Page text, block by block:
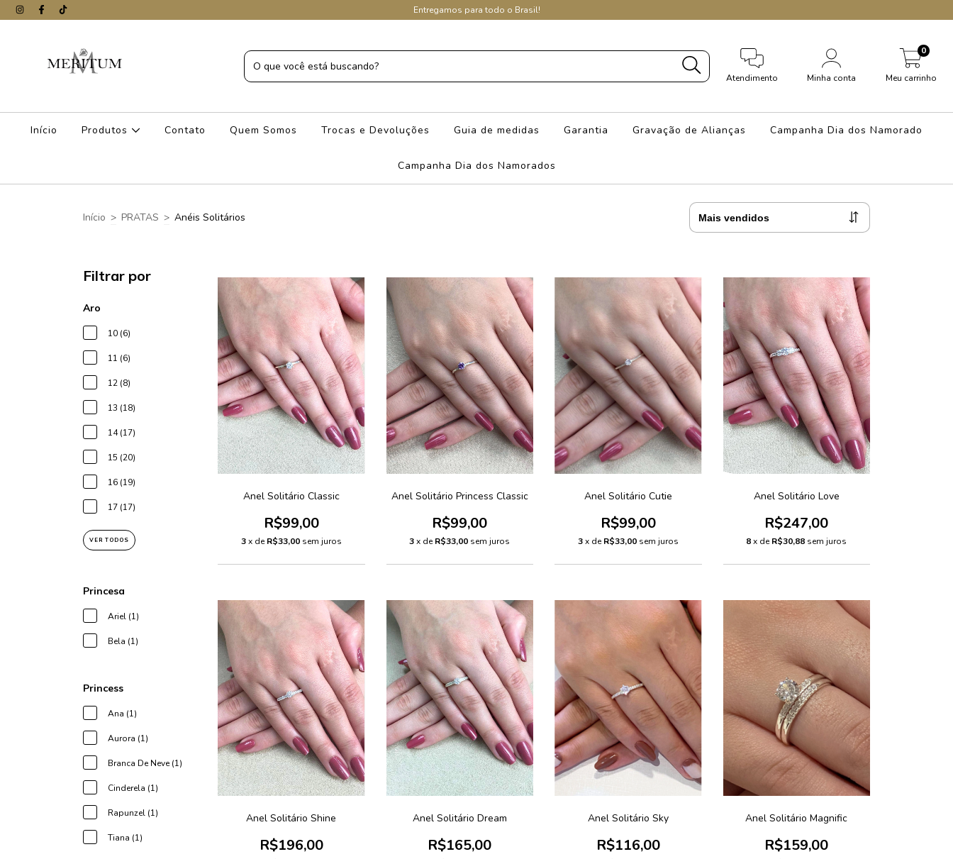
Entregamos para todo o Brasil!
Atendimento Minha conta Meu carrinho
0
Início Produtos Contato Quem Somos Trocas e Devoluções Guia de medidas Garantia Gravação de Alianças Campanha Dia dos Namorado
Campanha Dia dos Namorados
Início > PRATAS > Anéis Solitários
Filtrar por
Aro
10 (6)
11 (6)
12 (8)
13 (18)
14 (17)
15 (20)
16 (19)
17 (17)
VER TODOS
Princesa
Ariel (1)
Bela (1)
Princess
Ana (1)
Aurora (1)
Branca De Neve (1)
Cinderela (1)
Rapunzel (1)
Tiana (1)
Anel Solitário Classic
R$99,00
3 x deR$33,00 sem juros
Anel Solitário Princess Classic
R$99,00
3 x deR$33,00 sem juros
Anel Solitário Cutie
R$99,00
3 x deR$33,00 sem juros
Anel Solitário Love
R$247,00
8 x deR$30,88 sem juros
Anel Solitário Shine
R$196,00
Anel Solitário Dream
R$165,00
Anel Solitário Sky
R$116,00
Anel Solitário Magnific
R$159,00